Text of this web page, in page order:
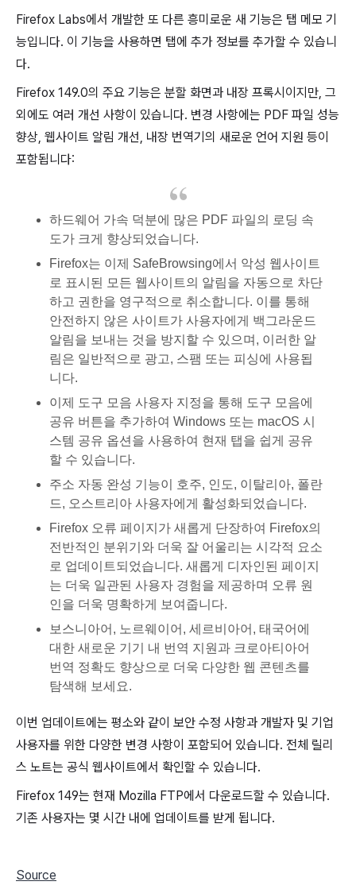
Firefox Labs에서 개발한 또 다른 흥미로운 새 기능은 탭 메모 기
능입니다. 이 기능을 사용하면 탭에 추가 정보를 추가할 수 있습니
다.
Firefox 149.0의 주요 기능은 분할 화면과 내장 프록시이지만, 그
외에도 여러 개선 사항이 있습니다. 변경 사항에는 PDF 파일 성능
향상, 웹사이트 알림 개선, 내장 번역기의 새로운 언어 지원 등이
포함됩니다:
하드웨어 가속 덕분에 많은 PDF 파일의 로딩 속
도가 크게 향상되었습니다.
Firefox는 이제 SafeBrowsing에서 악성 웹사이트
로 표시된 모든 웹사이트의 알림을 자동으로 차단
하고 권한을 영구적으로 취소합니다. 이를 통해
안전하지 않은 사이트가 사용자에게 백그라운드
알림을 보내는 것을 방지할 수 있으며, 이러한 알
림은 일반적으로 광고, 스팸 또는 피싱에 사용됩
니다.
이제 도구 모음 사용자 지정을 통해 도구 모음에
공유 버튼을 추가하여 Windows 또는 macOS 시
스템 공유 옵션을 사용하여 현재 탭을 쉽게 공유
할 수 있습니다.
주소 자동 완성 기능이 호주, 인도, 이탈리아, 폴란
드, 오스트리아 사용자에게 활성화되었습니다.
Firefox 오류 페이지가 새롭게 단장하여 Firefox의
전반적인 분위기와 더욱 잘 어울리는 시각적 요소
로 업데이트되었습니다. 새롭게 디자인된 페이지
는 더욱 일관된 사용자 경험을 제공하며 오류 원
인을 더욱 명확하게 보여줍니다.
보스니아어, 노르웨이어, 세르비아어, 태국어에
대한 새로운 기기 내 번역 지원과 크로아티아어
번역 정확도 향상으로 더욱 다양한 웹 콘텐츠를
탐색해 보세요.
이번 업데이트에는 평소와 같이 보안 수정 사항과 개발자 및 기업
사용자를 위한 다양한 변경 사항이 포함되어 있습니다. 전체 릴리
스 노트는 공식 웹사이트에서 확인할 수 있습니다.
Firefox 149는 현재 Mozilla FTP에서 다운로드할 수 있습니다.
기존 사용자는 몇 시간 내에 업데이트를 받게 됩니다.
Source